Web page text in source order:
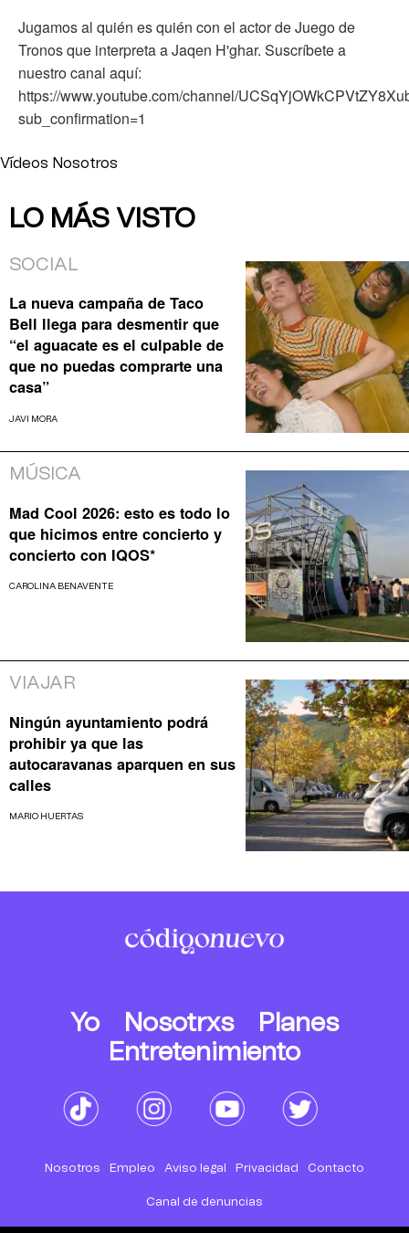
Jugamos al quién es quién con el actor de Juego de
Tronos que interpreta a Jaqen H'ghar. Suscríbete a
nuestro canal aquí:
https://www.youtube.com/channel/
sub_confirmation=1
Vídeos Nosotros
LO MÁS VISTO
SOCIAL
La nueva campaña de Taco
Bell llega para desmentir que
“el aguacate es el culpable de
que no puedas comprarte una
casa”
JAVI MORA
MÚSICA
Mad Cool 2026: esto es todo lo
que hicimos entre concierto y
concierto con IQOS*
CAROLINA BENAVENTE
VIAJAR
Ningún ayuntamiento podrá
prohibir ya que las
autocaravanas aparquen en sus
calles
MARIO HUERTAS
Yo Nosotrxs
Planes
Entretenimiento
Nosotros Empleo Aviso legal Privacidad Contacto
Canal de denuncias